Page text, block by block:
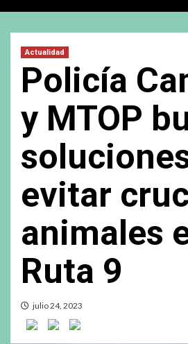
Actualidad
Policía
y MTOP
evitar
animales
Ruta 9
julio 24, 2023